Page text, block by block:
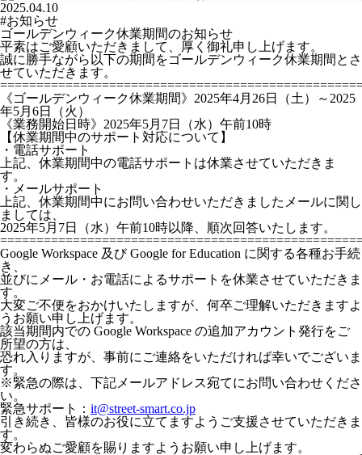
2025.04.10
#お知らせ
ゴールデンウィーク休業期間のお知らせ
平素はご愛顧いただきまして、厚く御礼申し上げます。
誠に勝手ながら以下の期間をゴールデンウィーク休業期間とさ
せていただきます。
《ゴールデンウィーク休業期間》2025年4月26日（土）～2025
年5月6日（火）
《業務開始日時》2025年5月7日（水）午前10時
【休業期間中のサポート対応について】
・電話サポート
上記、休業期間中の電話サポートは休業させていただきま
す。
・メールサポート
上記、休業期間中にお問い合わせいただきましたメールに関し
ましては、
2025年5月7日（水）午前10時以降 、順次回答いたします。
Google Workspace 及び Google for Education に関する各種お手続
き、
並びにメール・お電話によるサポートを休業させていただきま
す。
大変ご不便をおかけいたしますが、何卒ご理解いただきますよ
うお願い申し上げます。
該当期間内での Google Workspace の追加アカウント発行をご
所望の方は、
恐れ入りますが、事前にご連絡をいただければ幸いでございま
す。
※緊急の際は、下記メールアドレス宛てにお問い合わせくださ
い。
緊急サポート： it@street-smart.co.jp
引き続き、皆様のお役に立てますようご支援させていただきま
す。
変わらぬご愛顧を賜りますようお願い申し上げます。